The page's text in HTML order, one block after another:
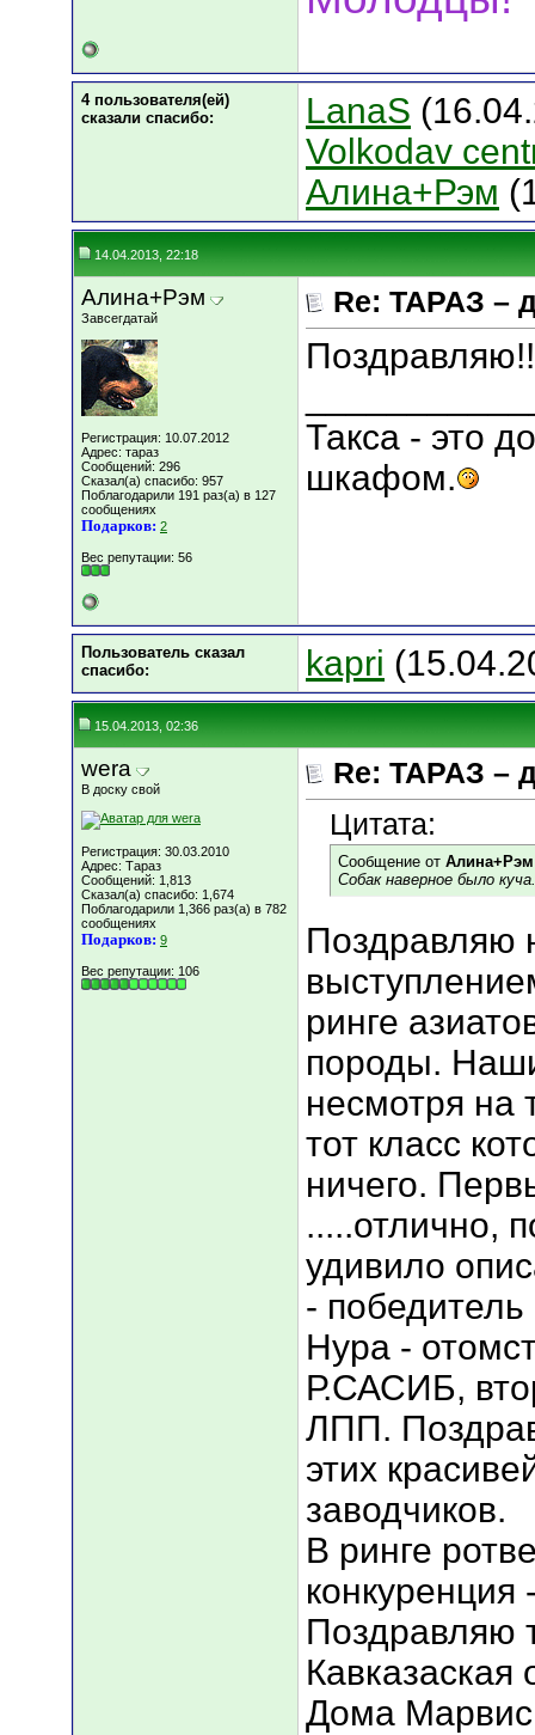
4 пользователя(ей)
сказали cпасибо:
LanaS
Volkodav
Алина+Рэм
14.04.2013, 22:18
Алина+Рэм
Завсегдатай
Регистрация: 10.07.2012
Адрес: тараз
Сообщений: 296
Сказал(а) спасибо: 957
Поблагодарили 191 раз(а) в 127
сообщениях
Подарков: 2
Вес репутации: 56
Re: ТАРАЗ –
Такса - это
шкафом.
Пользователь сказал
cпасибо:
kapri
15.04.2013, 02:36
wera
В доску свой
Регистрация: 30.03.2010
Адрес: Тараз
Сообщений: 1,813
Сказал(а) спасибо: 1,674
Поблагодарили 1,366 раз(а) в 782
сообщениях
Подарков: 9
Вес репутации: 106
Re: ТАРАЗ –
Цитата:
Сообщение от Алина+Рэм
Собак наверное было
Поздравляю
ринге
породы.
несмотря на
тот класс
ничего.
.....отлично,
удивило
-
Нура -
Р.САСИБ,
ЛПП.
этих
заводчиков.
В ринге
Поздравляю
Кавказаская
Дома